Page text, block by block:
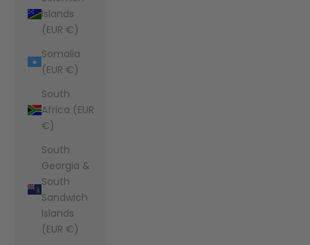
Islands
(EUR €)
Somalia
(EUR €)
South
Africa (EUR
€)
South
Georgia &
South
Sandwich
Islands
(EUR €)